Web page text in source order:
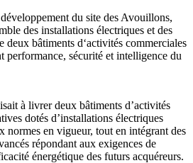
du site des Avouillons,
des installations électriques et des
deux bâtiments d‘activités commerciales
performance, sécurité et intelligence du
à livrer deux bâtiments d’activités
dotés d’installations électriques
normes en vigueur, tout en intégrant des
répondant aux exigences de
énergétique des futurs acquéreurs.